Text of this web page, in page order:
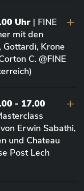
Uhr | FINE
mit den
Krone
C. @FINE
- 17.00
Erwin Sabathi,
und Chateau
Post Lech